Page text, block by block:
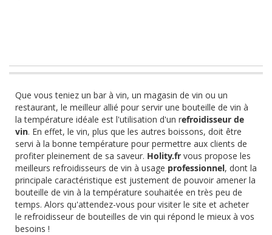
Que vous teniez un bar à vin, un magasin de vin ou un
restaurant, le meilleur allié pour servir une bouteille de vin à
la température idéale est l'utilisation d'un refroidisseur de
vin. En effet, le vin, plus que les autres boissons, doit être
servi à la bonne température pour permettre aux clients de
profiter pleinement de sa saveur. Holity.fr vous propose les
meilleurs refroidisseurs de vin à usage professionnel, dont la
principale caractéristique est justement de pouvoir amener la
bouteille de vin à la température souhaitée en très peu de
temps. Alors qu'attendez-vous pour visiter le site et acheter
le refroidisseur de bouteilles de vin qui répond le mieux à vos
besoins !